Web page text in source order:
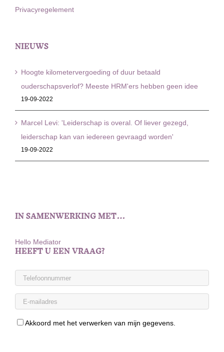
Privacyregelement
NIEUWS
Hoogte kilometervergoeding of duur betaald
ouderschapsverlof? Meeste HRM'ers hebben geen idee
19-09-2022
Marcel Levi: 'Leiderschap is overal. Of liever gezegd,
leiderschap kan van iedereen gevraagd worden'
19-09-2022
IN SAMENWERKING MET…
Hello Mediator
HEEFT U EEN VRAAG?
Akkoord met het verwerken van mijn gegevens.